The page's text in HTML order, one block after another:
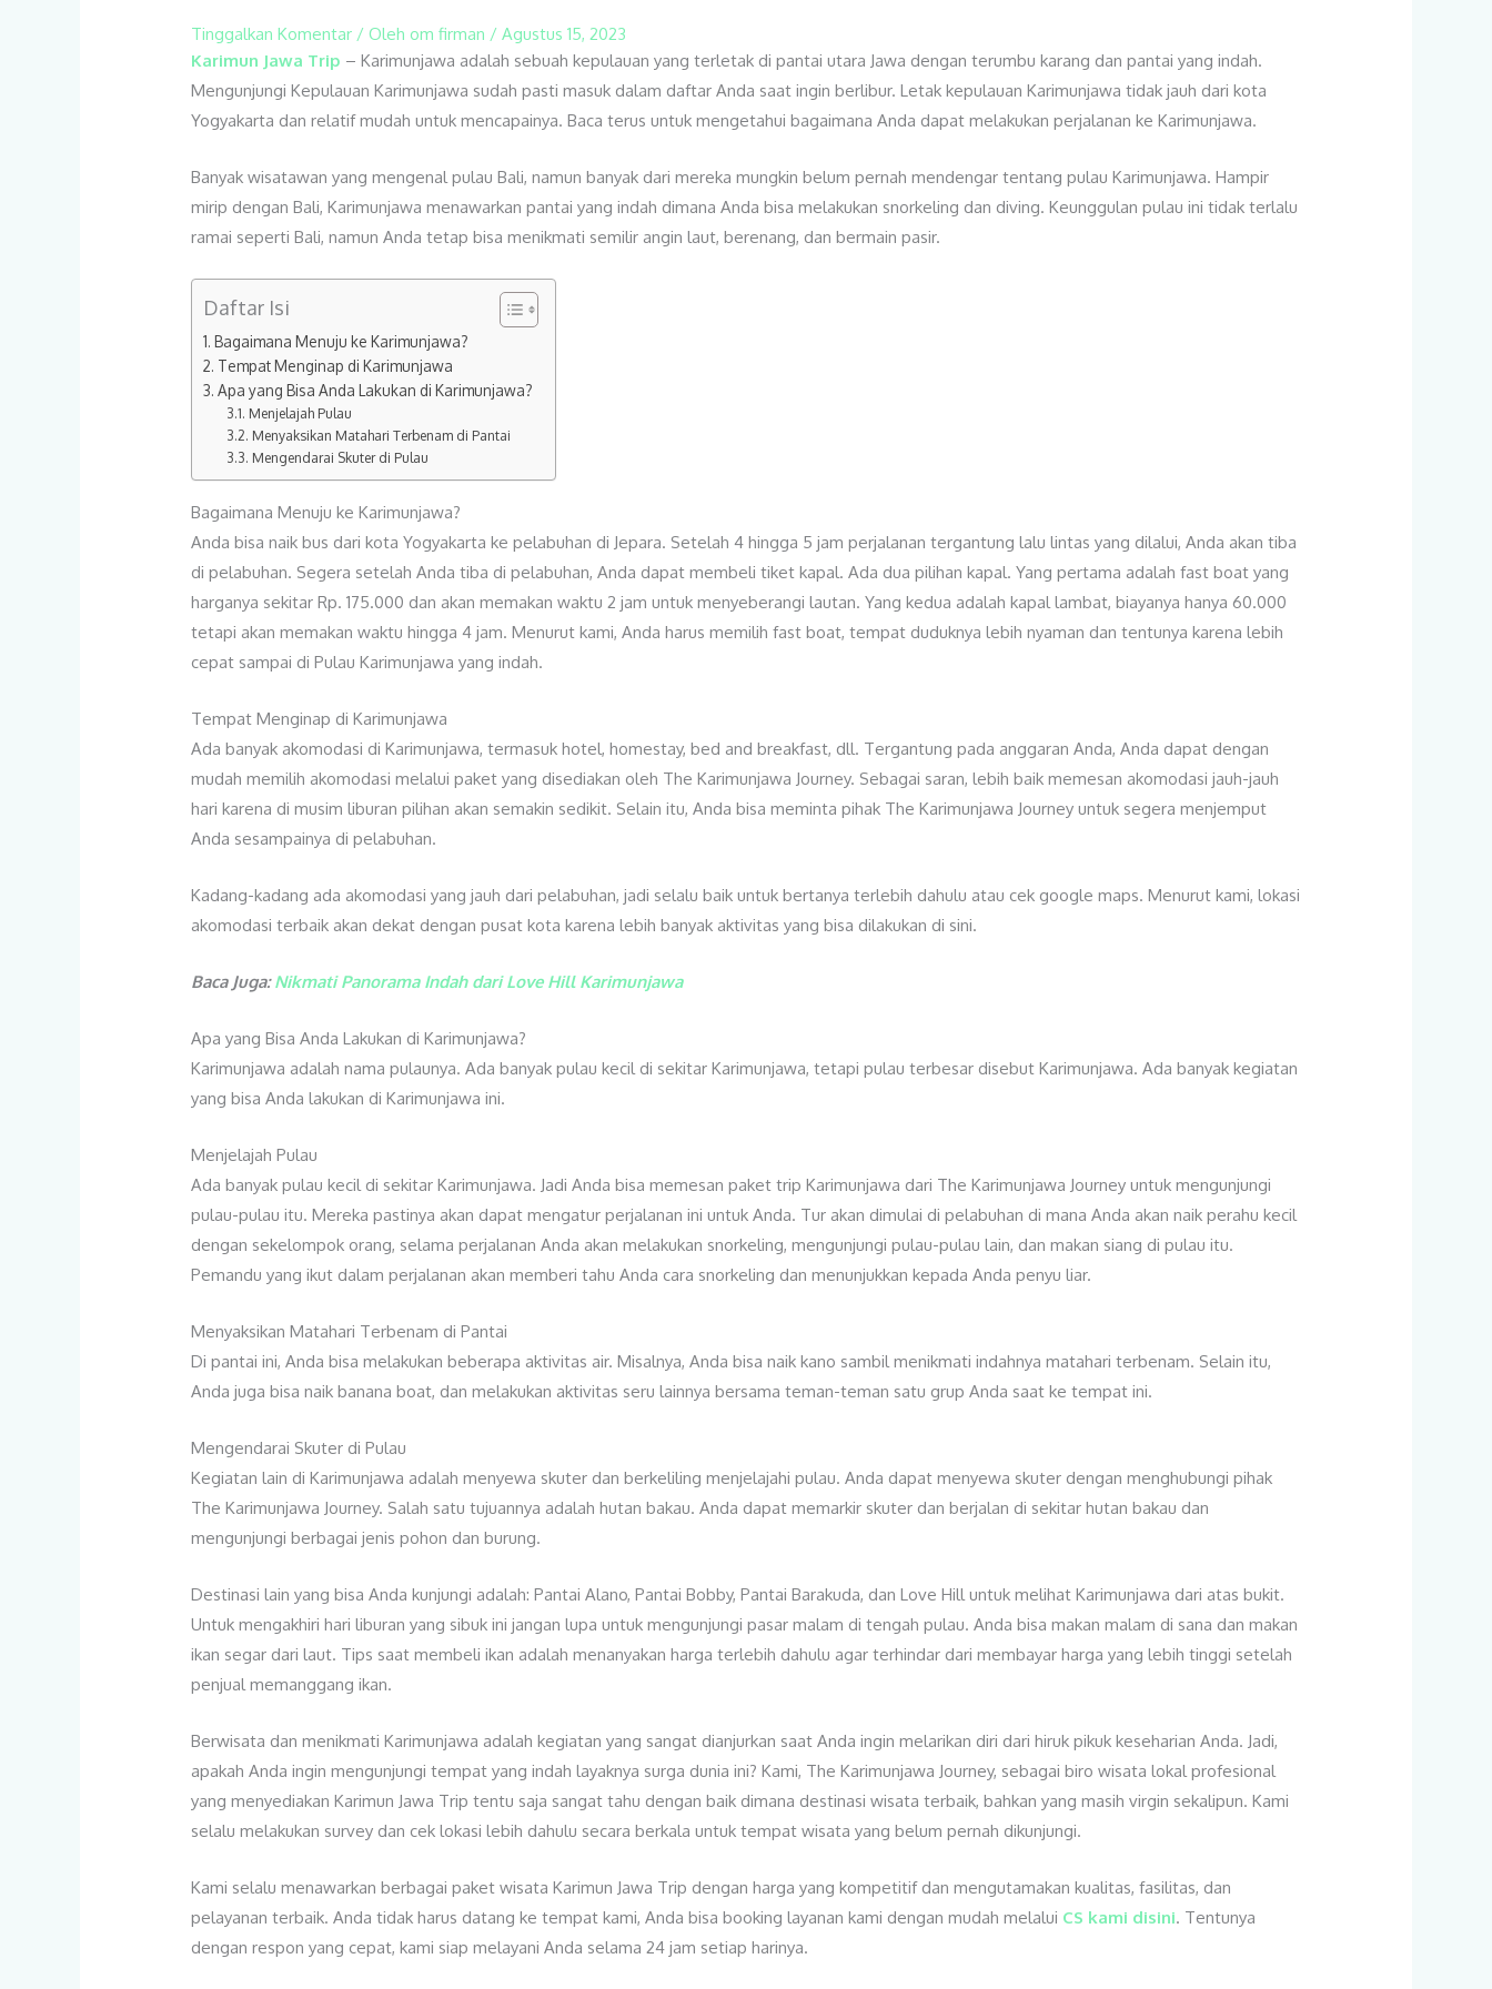
Tinggalkan Komentar / Oleh om firman /Agustus 15, 2023
Karimun Jawa Trip – Karimunjawa adalah sebuah kepulauan yang terletak di pantai utara Jawa dengan terumbu karang dan pantai yang indah.
Mengunjungi Kepulauan Karimunjawa sudah pasti masuk dalam daftar Anda saat ingin berlibur. Letak kepulauan Karimunjawa tidak jauh dari kota
Yogyakarta dan relatif mudah untuk mencapainya. Baca terus untuk mengetahui bagaimana Anda dapat melakukan perjalanan ke Karimunjawa.
Banyak wisatawan yang mengenal pulau Bali, namun banyak dari mereka mungkin belum pernah mendengar tentang pulau Karimunjawa. Hampir
mirip dengan Bali, Karimunjawa menawarkan pantai yang indah dimana Anda bisa melakukan snorkeling dan diving. Keunggulan pulau ini tidak terlalu
ramai seperti Bali, namun Anda tetap bisa menikmati semilir angin laut, berenang, dan bermain pasir.
Daftar Isi
Bagaimana Menuju ke Karimunjawa?
Tempat Menginap di Karimunjawa
Apa yang Bisa Anda Lakukan di Karimunjawa?
Menjelajah Pulau
Menyaksikan Matahari Terbenam di Pantai
Mengendarai Skuter di Pulau
Bagaimana Menuju ke Karimunjawa?
Anda bisa naik bus dari kota Yogyakarta ke pelabuhan di Jepara. Setelah 4 hingga 5 jam perjalanan tergantung lalu lintas yang dilalui, Anda akan tiba
di pelabuhan. Segera setelah Anda tiba di pelabuhan, Anda dapat membeli tiket kapal. Ada dua pilihan kapal. Yang pertama adalah fast boat yang
harganya sekitar Rp. 175.000 dan akan memakan waktu 2 jam untuk menyeberangi lautan. Yang kedua adalah kapal lambat, biayanya hanya 60.000
tetapi akan memakan waktu hingga 4 jam. Menurut kami, Anda harus memilih fast boat, tempat duduknya lebih nyaman dan tentunya karena lebih
cepat sampai di Pulau Karimunjawa yang indah.
Tempat Menginap di Karimunjawa
Ada banyak akomodasi di Karimunjawa, termasuk hotel, homestay, bed and breakfast, dll. Tergantung pada anggaran Anda, Anda dapat dengan
mudah memilih akomodasi melalui paket yang disediakan oleh The Karimunjawa Journey. Sebagai saran, lebih baik memesan akomodasi jauh-jauh
hari karena di musim liburan pilihan akan semakin sedikit. Selain itu, Anda bisa meminta pihak The Karimunjawa Journey untuk segera menjemput
Anda sesampainya di pelabuhan.
Kadang-kadang ada akomodasi yang jauh dari pelabuhan, jadi selalu baik untuk bertanya terlebih dahulu atau cek google maps. Menurut kami, lokasi
akomodasi terbaik akan dekat dengan pusat kota karena lebih banyak aktivitas yang bisa dilakukan di sini.
Baca Juga:Nikmati Panorama Indah dari Love Hill Karimunjawa
Apa yang Bisa Anda Lakukan di Karimunjawa?
Karimunjawa adalah nama pulaunya. Ada banyak pulau kecil di sekitar Karimunjawa, tetapi pulau terbesar disebut Karimunjawa. Ada banyak kegiatan
yang bisa Anda lakukan di Karimunjawa ini.
Menjelajah Pulau
Ada banyak pulau kecil di sekitar Karimunjawa. Jadi Anda bisa memesan paket trip Karimunjawa dari The Karimunjawa Journey untuk mengunjungi
pulau-pulau itu. Mereka pastinya akan dapat mengatur perjalanan ini untuk Anda. Tur akan dimulai di pelabuhan di mana Anda akan naik perahu kecil
dengan sekelompok orang, selama perjalanan Anda akan melakukan snorkeling, mengunjungi pulau-pulau lain, dan makan siang di pulau itu.
Pemandu yang ikut dalam perjalanan akan memberi tahu Anda cara snorkeling dan menunjukkan kepada Anda penyu liar.
Menyaksikan Matahari Terbenam di Pantai
Di pantai ini, Anda bisa melakukan beberapa aktivitas air. Misalnya, Anda bisa naik kano sambil menikmati indahnya matahari terbenam. Selain itu,
Anda juga bisa naik banana boat, dan melakukan aktivitas seru lainnya bersama teman-teman satu grup Anda saat ke tempat ini.
Mengendarai Skuter di Pulau
Kegiatan lain di Karimunjawa adalah menyewa skuter dan berkeliling menjelajahi pulau. Anda dapat menyewa skuter dengan menghubungi pihak
The Karimunjawa Journey. Salah satu tujuannya adalah hutan bakau. Anda dapat memarkir skuter dan berjalan di sekitar hutan bakau dan
mengunjungi berbagai jenis pohon dan burung.
Destinasi lain yang bisa Anda kunjungi adalah: Pantai Alano, Pantai Bobby, Pantai Barakuda, dan Love Hill untuk melihat Karimunjawa dari atas bukit.
Untuk mengakhiri hari liburan yang sibuk ini jangan lupa untuk mengunjungi pasar malam di tengah pulau. Anda bisa makan malam di sana dan makan
ikan segar dari laut. Tips saat membeli ikan adalah menanyakan harga terlebih dahulu agar terhindar dari membayar harga yang lebih tinggi setelah
penjual memanggang ikan.
Berwisata dan menikmati Karimunjawa adalah kegiatan yang sangat dianjurkan saat Anda ingin melarikan diri dari hiruk pikuk keseharian Anda. Jadi,
apakah Anda ingin mengunjungi tempat yang indah layaknya surga dunia ini? Kami, The Karimunjawa Journey, sebagai biro wisata lokal profesional
yang menyediakan Karimun Jawa Trip tentu saja sangat tahu dengan baik dimana destinasi wisata terbaik, bahkan yang masih virgin sekalipun. Kami
selalu melakukan survey dan cek lokasi lebih dahulu secara berkala untuk tempat wisata yang belum pernah dikunjungi.
Kami selalu menawarkan berbagai paket wisata Karimun Jawa Trip dengan harga yang kompetitif dan mengutamakan kualitas, fasilitas, dan
pelayanan terbaik. Anda tidak harus datang ke tempat kami, Anda bisa booking layanan kami dengan mudah melalui CS kami disini. Tentunya
dengan respon yang cepat, kami siap melayani Anda selama 24 jam setiap harinya.